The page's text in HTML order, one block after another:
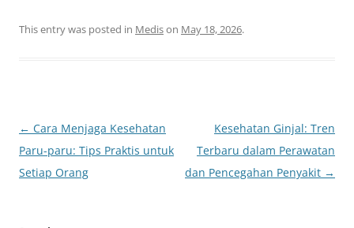
This entry was posted in Medison May 18, 2026.
Post
navigation
← Cara Menjaga Kesehatan
Paru-paru: Tips Praktis untuk
Setiap Orang
Kesehatan Ginjal: Tren
Terbaru dalam Perawatan
dan Pencegahan Penyakit →